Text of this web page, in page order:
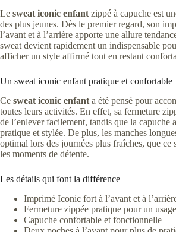
Le sweat iconic enfantzippé à capuche est
des plus jeunes. Dès le premier regard, son
l’avant et à l’arrière apporte une allure
sweat devient rapidement un indispensable
afficher un style affirmé tout en restant
Un sweat iconic enfant pratique et confortable
Ce sweat iconic enfant a été pensé pour
toutes leurs activités. En effet, sa fermeture
de l’enlever facilement, tandis que la capuche
pratique et stylée. De plus, les manches
optimal lors des journées plus fraîches, que ce
les moments de détente.
Les détails qui font la différence
Imprimé Iconic fort à l’avant et à
Fermeture zippée pratique pour un
Capuche confortable et fonctionnelle